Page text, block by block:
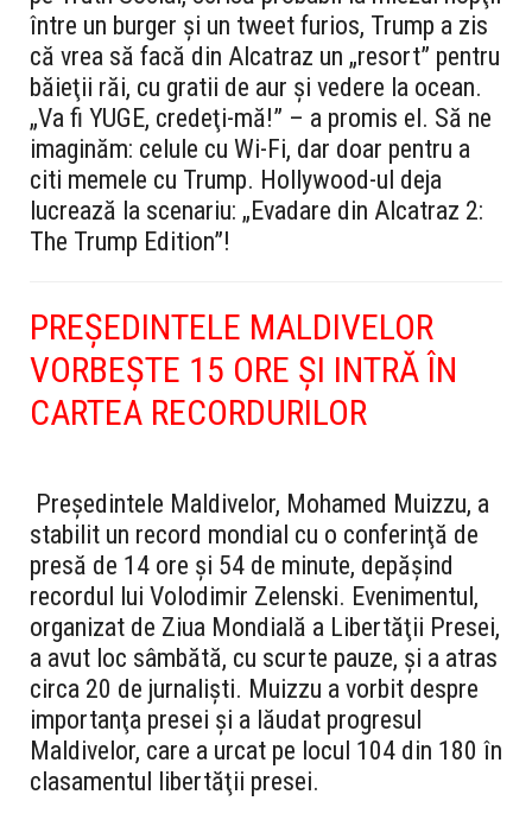
între un burger şi un tweet furios, Trump a zis
că vrea să facă din Alcatraz un „resort” pentru
băieţii răi, cu gratii de aur şi vedere la ocean.
„Va fi YUGE, credeţi-mă!” – a promis el. Să ne
imaginăm: celule cu Wi-Fi, dar doar pentru a
citi memele cu Trump. Hollywood-ul deja
lucrează la scenariu: „Evadare din Alcatraz 2:
The Trump Edition”!
PREŞEDINTELE MALDIVELOR
VORBEŞTE 15 ORE ŞI INTRĂ ÎN
CARTEA RECORDURILOR
Preşedintele Maldivelor, Mohamed Muizzu, a
stabilit un record mondial cu o conferinţă de
presă de 14 ore şi 54 de minute, depăşind
recordul lui Volodimir Zelenski. Evenimentul,
organizat de Ziua Mondială a Libertăţii Presei,
a avut loc sâmbătă, cu scurte pauze, şi a atras
circa 20 de jurnalişti. Muizzu a vorbit despre
importanţa presei şi a lăudat progresul
Maldivelor, care a urcat pe locul 104 din 180 în
clasamentul libertăţii presei.